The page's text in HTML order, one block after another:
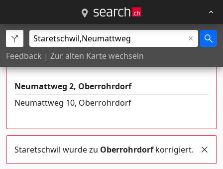
Feedback | Zur alten Karte wechseln
Es gibt mehrere Orte mit diesem
Namen
Neumattweg 2, Oberrohrdorf
Neumattweg 10, Oberrohrdorf
Staretschwil wurde zu Oberrohrdorfkorrigiert.